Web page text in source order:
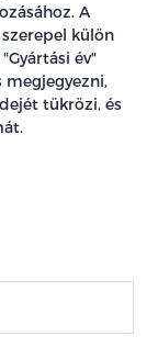
A
külön
év"
megjegyezni,
tükrözi, és